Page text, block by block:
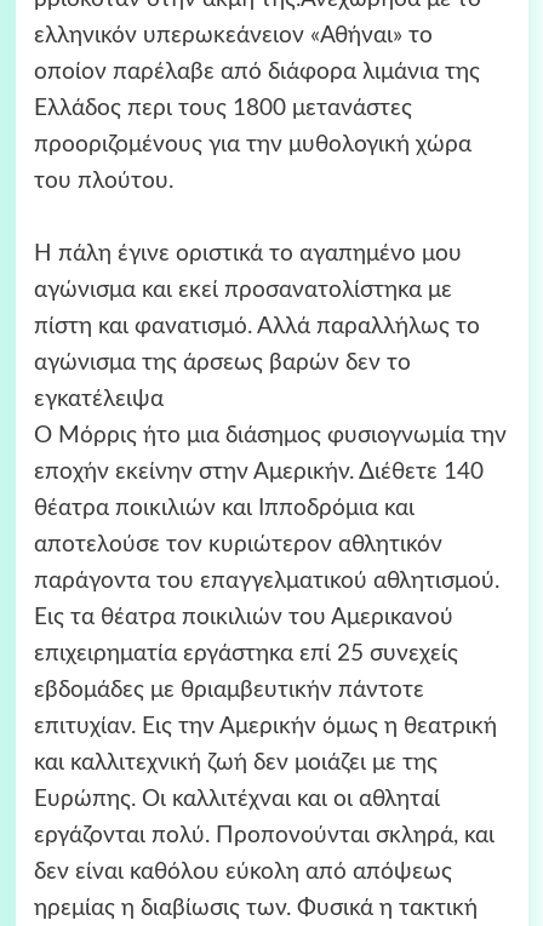
ελληνικόν υπερωκεάνειον «Αθήναι» το
οποίον παρέλαβε από διάφορα λιμάνια της
Ελλάδος περι τους 1800 μετανάστες
προοριζομένους για την μυθολογική χώρα
του πλούτου.
Η πάλη έγινε οριστικά το αγαπημένο μου
αγώνισμα και εκεί προσανατολίστηκα με
πίστη και φανατισμό. Αλλά παραλλήλως το
αγώνισμα της άρσεως βαρών δεν το
εγκατέλειψα
Ο Μόρρις ήτο μια διάσημος φυσιογνωμία την
εποχήν εκείνην στην Αμερικήν. Διέθετε 140
θέατρα ποικιλιών και Ιπποδρόμια και
αποτελούσε τον κυριώτερον αθλητικόν
παράγοντα του επαγγελματικού αθλητισμού.
Εις τα θέατρα ποικιλιών του Αμερικανού
επιχειρηματία εργάστηκα επί 25 συνεχείς
εβδομάδες με θριαμβευτικήν πάντοτε
επιτυχίαν. Εις την Αμερικήν όμως η θεατρική
και καλλιτεχνική ζωή δεν μοιάζει με της
Ευρώπης. Οι καλλιτέχναι και οι αθληταί
εργάζονται πολύ. Προπονούνται σκληρά, και
δεν είναι καθόλου εύκολη από απόψεως
ηρεμίας η διαβίωσις των. Φυσικά η τακτική